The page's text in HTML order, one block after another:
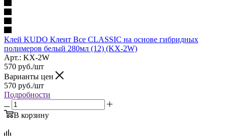
Клей KUDO Клеит Все CLASSIC на основе гибридных
полимеров белый 280мл (12) (KX-2W)
Арт.: KX-2W
570 руб./шт
Варианты цен
570 руб./шт
Подробности
В корзину